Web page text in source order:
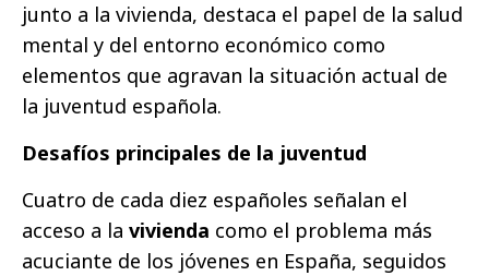
junto a la vivienda, destaca el papel de la salud
mental y del entorno económico como
elementos que agravan la situación actual de
la juventud española.
Desafíos principales de la juventud
Cuatro de cada diez españoles señalan el
acceso a la vivienda como el problema más
acuciante de los jóvenes en España, seguidos